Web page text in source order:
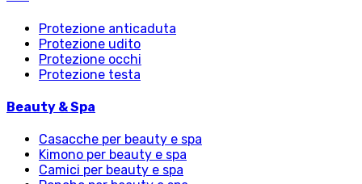
Protezione anticaduta
Protezione udito
Protezione occhi
Protezione testa
Beauty & Spa
Casacche per beauty e spa
Kimono per beauty e spa
Camici per beauty e spa